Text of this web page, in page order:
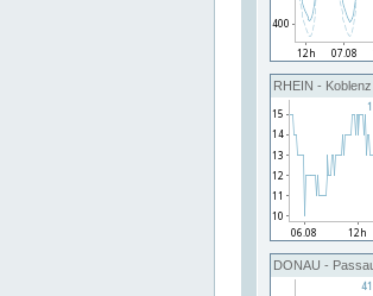
RHEIN - Koblenz
DONAU -